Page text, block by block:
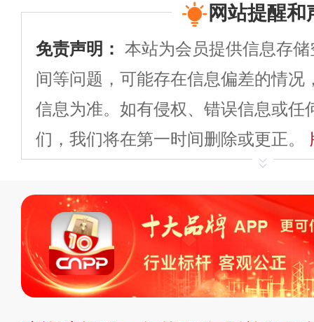
网站提醒和
免责声明： 本站为会员提供信息存
间等问题，可能存在信息偏差的情况
信息为准。如有侵权、错误信息或任
们，我们将在第一时间删除或更正。
平台自有内容（文字
标、LOGO 等）知识产权归本站所
复制、转载、商用。本站不生产产
不代理、不招商、不提供中介服务。
持投资购买的观点或意见，页面信息